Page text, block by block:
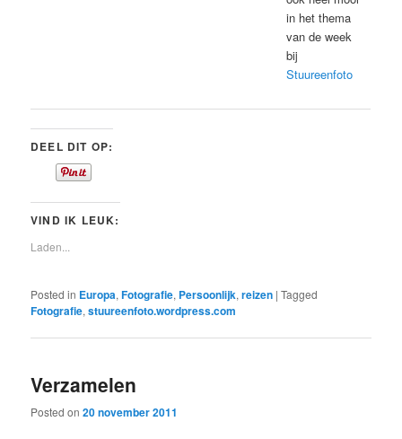
in het thema
van de week
bij
Stuureenfoto
DEEL DIT OP:
VIND IK LEUK:
Laden...
Posted in Europa,Fotografie, Persoonlijk,reizen |Tagged
Fotografie,stuureenfoto.wordpress.com
Verzamelen
Posted on20 november 2011